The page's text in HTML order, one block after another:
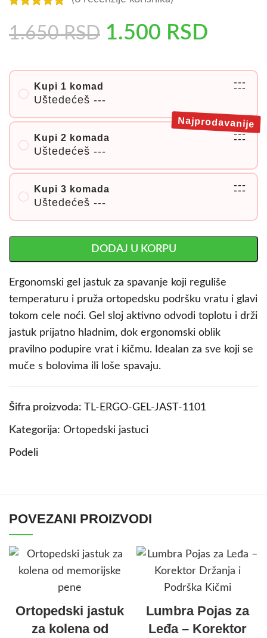
1.650RSD 1.500 RSD
Kupi 1 komad
Uštedećeš ---
---
---
Kupi 2 komada
Uštedećeš ---
---
---
Najprodavanije
Kupi 3 komada
Uštedećeš ---
---
---
DODAJ U KORPU
Ergonomski gel jastuk za spavanje koji reguliše
temperaturu i pruža ortopedsku podršku vratu i glavi
tokom cele noći. Gel sloj aktivno odvodi toplotu i drži
jastuk prijatno hladnim, dok ergonomski oblik
pravilno podupire vrat i kičmu. Idealan za sve koji se
muče s bolovima ili loše spavaju.
Šifra proizvoda: TL-ERGO-GEL-JAST-1101
Kategorija: Ortopedski jastuci
Podeli
POVEZANI PROIZVODI
Ortopedski jastuk
za kolena od
Lumbra Pojas za
Leđa – Korektor